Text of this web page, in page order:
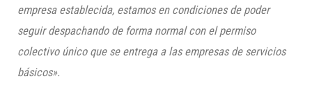
empresa establecida, estamos en condiciones de poder
seguir despachando de forma normal con el permiso
colectivo único que se entrega a las empresas de servicios
básicos».